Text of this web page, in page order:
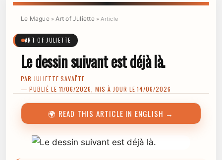
Le Mague»Art of Juliette »Article
ART OF JULIETTE
Le dessin suivant est déjà là.
PAR JULIETTE SAVAËTE
— PUBLIÉ LE 11/06/2026, MIS À JOUR LE 14/06/2026
🌍 READ THIS ARTICLE IN ENGLISH →